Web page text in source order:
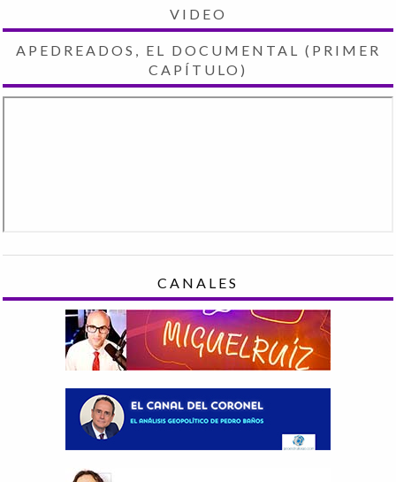
VIDEO
APEDREADOS, EL DOCUMENTAL (PRIMER
CAPÍTULO)
CANALES